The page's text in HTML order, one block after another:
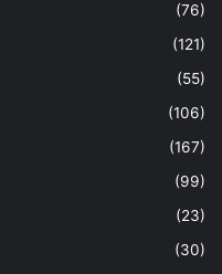
(76)
(121)
(55)
(106)
(167)
(99)
(23)
(30)